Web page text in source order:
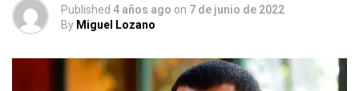
Published 4 años ago on 7 de junio de 2022
By Miguel Lozano